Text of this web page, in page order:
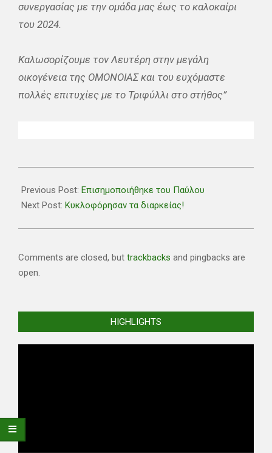
συνεργασίας με την ομάδα μας έως το καλοκαίρι
του 2024.
Καλωσορίζουμε τον Λευτέρη στην μεγάλη
οικογένεια της ΟΜΟΝΟΙΑΣ και του ευχόμαστε
πολλές επιτυχίες με το Τριφύλλι στο στήθος”
06-
29
Previous Post: Επισημοποιήθηκε του Παύλου
Next Post: Κυκλοφόρησαν τα διαρκείας!
Comments are closed, but trackbacks and pingbacks are
open.
HIGHLIGHTS